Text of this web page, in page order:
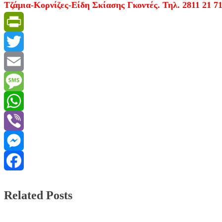
Τζάμια-Κορνίζες-Είδη Σκίασης Γκοντές. Τηλ. 2811 21
PrintFriendly
Twitter
Email
Message
WhatsApp
Viber
Messenger
Related Posts